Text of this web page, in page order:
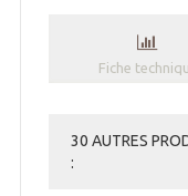
Fiche
30 AUTRES
: